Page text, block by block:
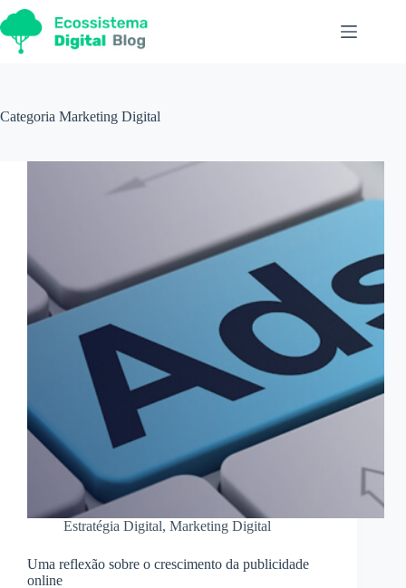
Pular
para
o
conteúdo
Categoria Marketing Digital
Estratégia Digital, Marketing Digital
Uma reflexão sobre o crescimento da publicidade
online